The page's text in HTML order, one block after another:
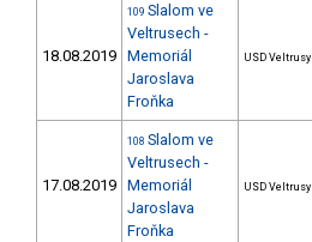
18.08.2019
109 Slalom ve
Veltrusech -
Memoriál
Jaroslava
Froňka
USD Veltrusy
17.08.2019
108 Slalom ve
Veltrusech -
Memoriál
Jaroslava
Froňka
USD Veltrusy